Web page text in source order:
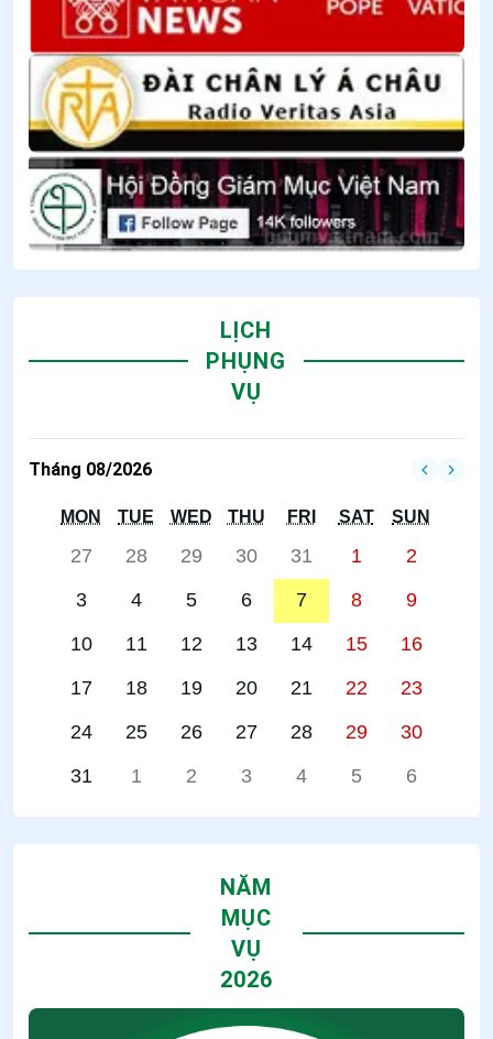
LỊCH
PHỤNG
VỤ
Tháng 08/2026
MON TUE WED THU FRI SAT SUN
27 28 29 30 31 1
2
3
4 5 6 7 8
9
10
11 12 13 14 15
16
17
18 19 20 21 22
23
24
25 26 27 28 29
30
31
1 2 3 4 5 6
NĂM
MỤC
VỤ
2026